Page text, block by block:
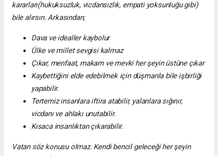
kararları(hukuksuzluk, vicdansızlık, empati yoksunluğu gibi)
bile alırsın. Arkasından;
Dava ve idealler kaybolur
Ülke ve millet sevgisi kalmaz
Çıkar, menfaat, makam ve mevki her şeyin üstüne çıkar
Kaybettiğini elde edebilmek için düşmanla bile işbirliği
yapabilir.
Tertemiz insanlara iftira atabilir, yalanlara sığınır,
vicdanı ve ahlakı unutabilir.
Kısaca insanlıktan çıkarabilir.
Vatan söz konusu olmaz. Kendi bencil geleceği her şeyin